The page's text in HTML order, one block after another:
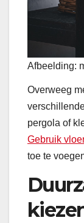
Afbeelding:
Overweeg
pergola of
Gebruik
toe te